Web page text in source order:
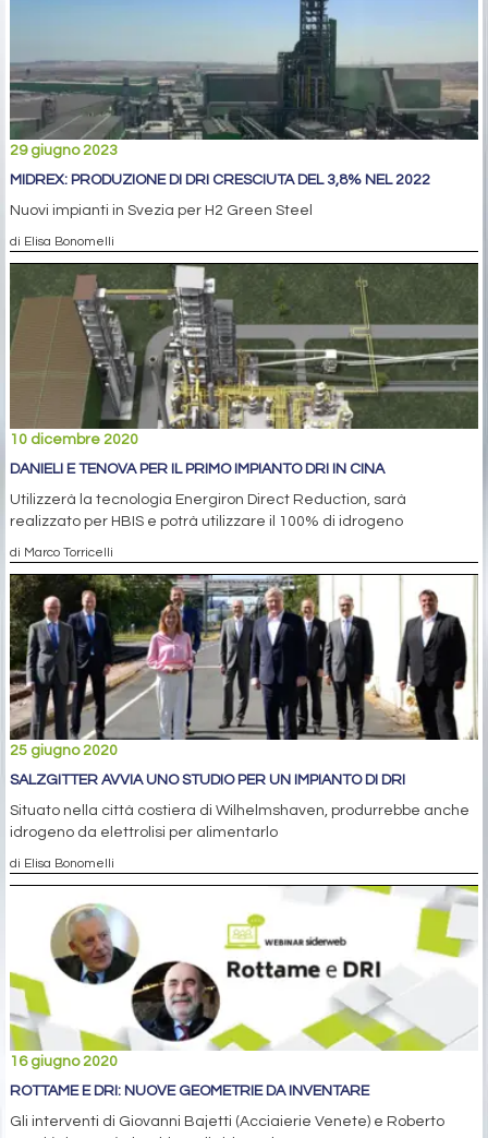
29 giugno 2023
MIDREX: PRODUZIONE DI DRI CRESCIUTA DEL 3,8% NEL 2022
Nuovi impianti in Svezia per H2 Green Steel
di Elisa Bonomelli
10 dicembre 2020
DANIELI E TENOVA PER IL PRIMO IMPIANTO DRI IN CINA
Utilizzerà la tecnologia Energiron Direct Reduction, sarà
realizzato per HBIS e potrà utilizzare il 100% di idrogeno
di Marco Torricelli
25 giugno 2020
SALZGITTER AVVIA UNO STUDIO PER UN IMPIANTO DI DRI
Situato nella città costiera di Wilhelmshaven, produrrebbe anche
idrogeno da elettrolisi per alimentarlo
di Elisa Bonomelli
16 giugno 2020
ROTTAME E DRI: NUOVE GEOMETRIE DA INVENTARE
Gli interventi di Giovanni Bajetti (Acciaierie Venete) e Roberto